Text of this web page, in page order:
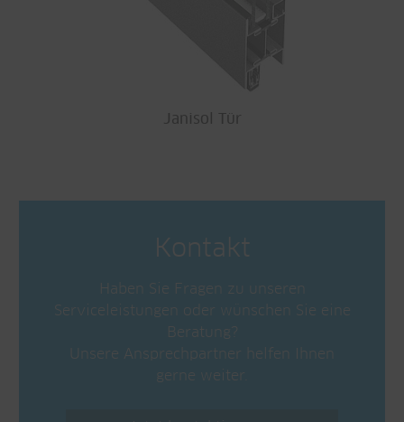
Janisol Tür
Kontakt
Haben Sie Fragen zu unseren
Serviceleistungen oder wünschen Sie eine
Beratung?
Unsere Ansprechpartner helfen Ihnen
gerne weiter.